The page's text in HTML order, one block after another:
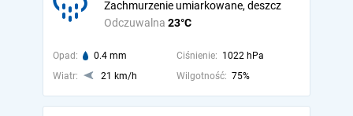
Odczuwalna 23°C
Zachmurzenie umiarkowane, deszcz
Opad: 0.4 mm Ciśnienie: 1022 hPa
Wiatr:
21 km/h Wilgotność: 75%